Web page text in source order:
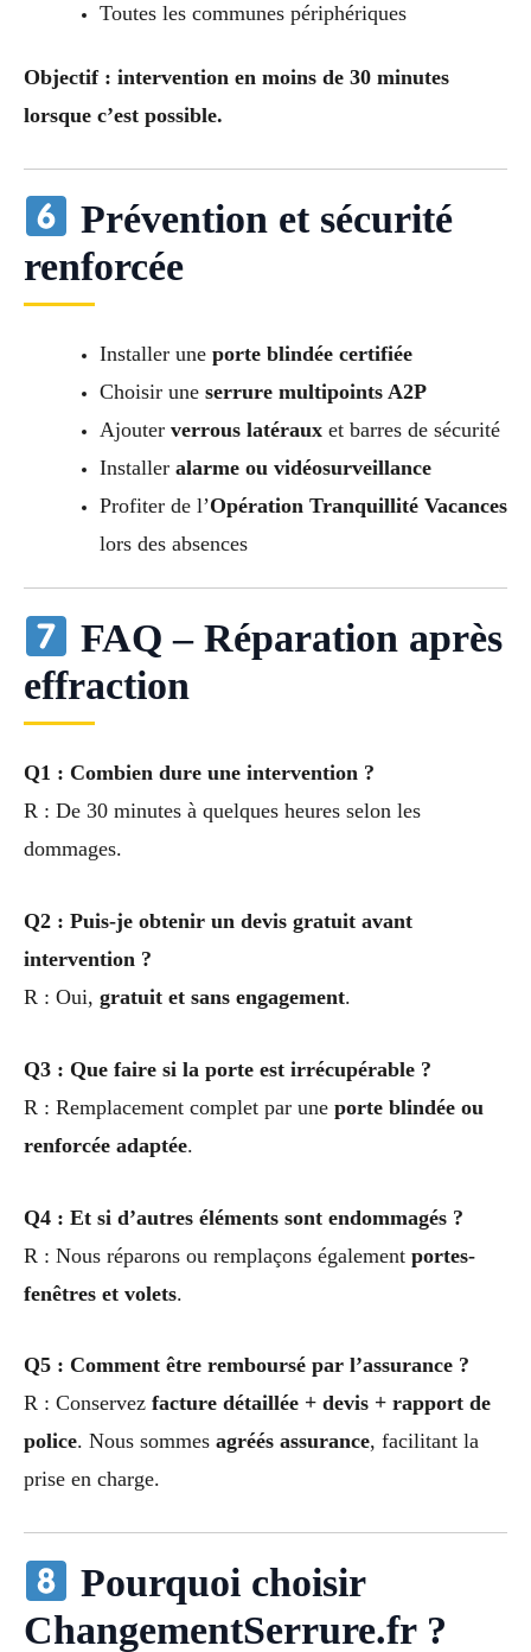
Toutes les communes périphériques
Objectif : intervention en moins de 30 minutes
lorsque c’est possible.
Prévention et sécurité
renforcée
Installer une porte blindée certifiée
Choisir une serrure multipoints A2P
Ajouter verrous latérauxet barres de sécurité
Installer alarme ou vidéosurveillance
Profiter de l’Opération Tranquillité Vacances
lors des absences
FAQ – Réparation après
effraction
Q1 : Combien dure une intervention ?
R : De 30 minutes à quelques heures selon les
dommages.
Q2 : Puis-je obtenir un devis gratuit avant
intervention ?
R : Oui, gratuit et sans engagement.
Q3 : Que faire si la porte est irrécupérable ?
R : Remplacement complet par une porte blindée ou
renforcée adaptée.
Q4 : Et si d’autres éléments sont endommagés ?
R : Nous réparons ou remplaçons également portes-
fenêtres et volets.
Q5 : Comment être remboursé par l’assurance ?
R : Conservez facture détaillée + devis + rapport de
police. Nous sommes agréés assurance, facilitant la
prise en charge.
Pourquoi choisir
ChangementSerrure.fr ?